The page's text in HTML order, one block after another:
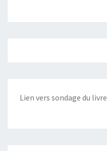
Lien vers sondage du livre